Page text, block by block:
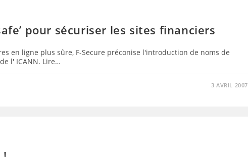
pour sécuriser les sites financiers
en ligne plus sûre, F-Secure préconise l'introduction de noms de
l' ICANN. Lire…
3 AVRIL 2007